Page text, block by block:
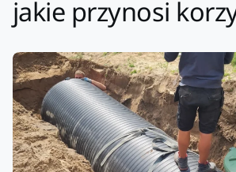
jakie przynosi